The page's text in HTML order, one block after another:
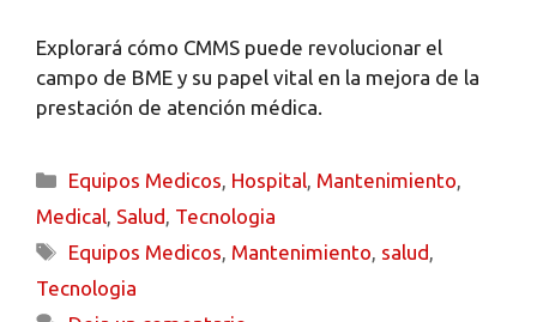
Explorará cómo CMMS puede revolucionar el
campo de BME y su papel vital en la mejora de la
prestación de atención médica.
Equipos Medicos Hospital Mantenimiento
Medical Salud Tecnologia
Equipos Medicos Mantenimiento salud
Tecnologia